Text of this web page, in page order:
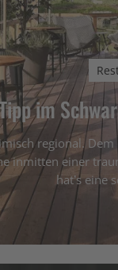
im
regional.
inmitten einer
hat’s eine